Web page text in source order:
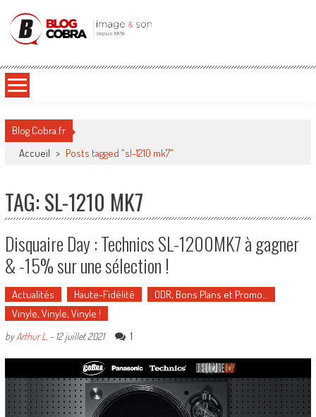
Blog Cobra
Blog Cobra.fr
Accueil > Posts tagged "sl-1210 mk7"
TAG: SL-1210 MK7
Disquaire Day : Technics SL-1200MK7 à gagner
& -15% sur une sélection !
Actualités Haute-Fidélité
ODR, Bons Plans et Promo…
Vinyle, Vinyle, Vinyle !
byArthur L. - 12 juillet 2021 1